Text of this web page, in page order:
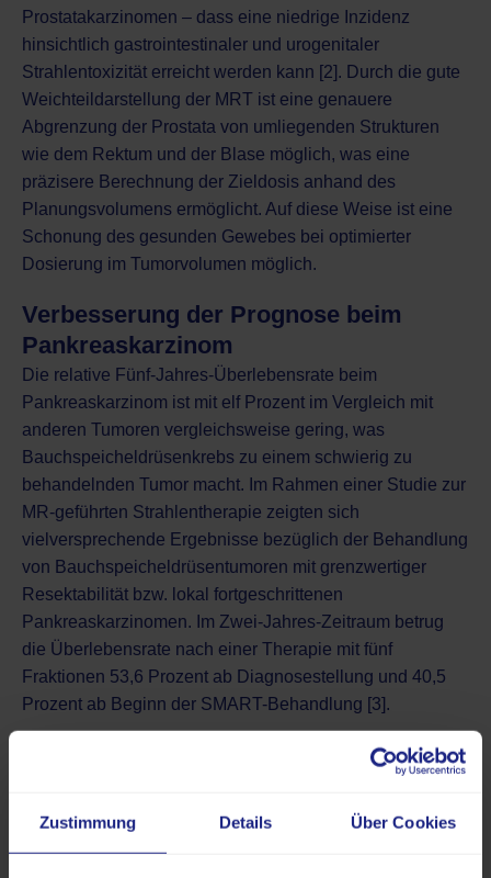
Zustimmung Details Über Cookies
Prostatakarzinomen – dass eine niedrige Inzidenz
hinsichtlich gastrointestinaler und urogenitaler
Strahlentoxizität erreicht werden kann [2]. Durch die gute
Weichteildarstellung der MRT ist eine genauere
Abgrenzung der Prostata von umliegenden Strukturen
wie dem Rektum und der Blase möglich, was eine
präzisere Berechnung der Zieldosis anhand des
Planungsvolumens ermöglicht. Auf diese Weise ist eine
Schonung des gesunden Gewebes bei optimierter
Dosierung im Tumorvolumen möglich.
Verbesserung der Prognose beim
Pankreaskarzinom
Die relative Fünf-Jahres-Überlebensrate beim
Pankreaskarzinom ist mit elf Prozent im Vergleich mit
anderen Tumoren vergleichsweise gering, was
Bauchspeicheldrüsenkrebs zu einem schwierig zu
behandelnden Tumor macht. Im Rahmen einer Studie zur
MR-geführten Strahlentherapie zeigten sich
vielversprechende Ergebnisse bezüglich der Behandlung
von Bauchspeicheldrüsentumoren mit grenzwertiger
Resektabilität bzw. lokal fortgeschrittenen
Pankreaskarzinomen. Im Zwei-Jahres-Zeitraum betrug
die Überlebensrate nach einer Therapie mit fünf
Fraktionen 53,6 Prozent ab Diagnosestellung und 40,5
Prozent ab Beginn der SMART-Behandlung [3].
Behandlung von Lungentumoren
seiner Lage sowie wegen gemeinsam auftretender